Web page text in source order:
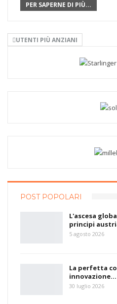
PER SAPERNE DI PIÙ...
UTENTI PIÙ ANZIANI
POST POPOLARI
L'ascesa
principi
5 agosto 2026
La perfetta
innovazione…
30 luglio 2026